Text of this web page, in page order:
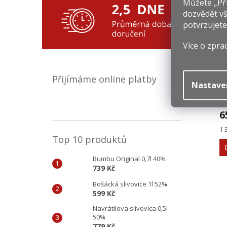
Můžete
dozvědět
Více o
Přijímáme online platby
Top 10 produktů
Bumbu Original 0,7l 40%
739 Kč
Bošácká slivovice 1l 52%
599 Kč
Navrátilova slivovica 0,5l
50%
1